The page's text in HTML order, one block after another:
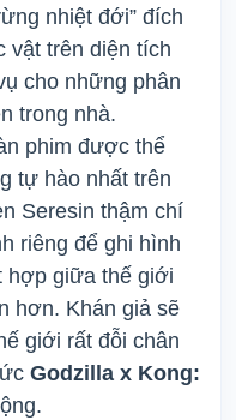
nhiệt đới” đích
vật trên diện tích
cho những phân
trong nhà.
phim được thể
tự hào nhất trên
Seresin thậm chí
riêng để ghi hình
hợp giữa thế giới
hơn. Khán giả sẽ
giới rất đỗi chân
Godzilla x Kong: